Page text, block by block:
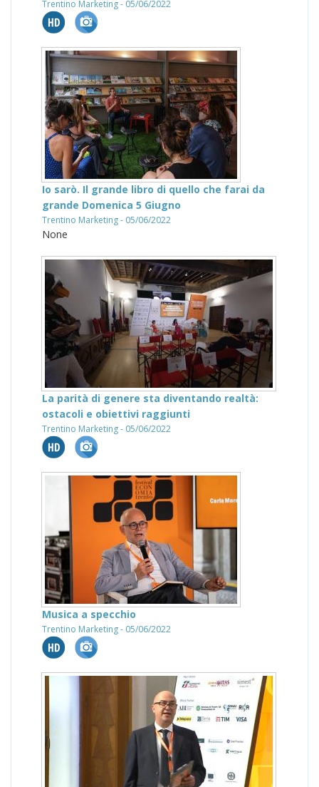
Trentino Marketing - 05/06/2022
Io sarò. Il grande libro di quello che farai da
grande Domenica 5 Giugno
Trentino Marketing - 05/06/2022
None
La parità di genere sta diventando realtà:
ostacoli e obiettivi raggiunti
Trentino Marketing - 05/06/2022
Musica a specchio
Trentino Marketing - 05/06/2022